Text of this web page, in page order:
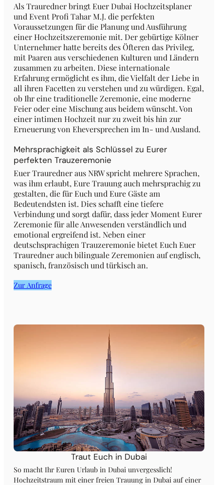
Als Trauredner bringt Euer Dubai Hochzeitsplaner
und Event Profi Tahar M.J. die perfekten
Voraussetzungen für die Planung und Ausführung
einer Hochzeitszeremonie mit. Der gebürtige Kölner
Unternehmer hatte bereits des Öfteren das Privileg,
mit Paaren aus verschiedenen Kulturen und Ländern
zusammen zu arbeiten. Diese internationale
Erfahrung ermöglicht es ihm, die Vielfalt der Liebe in
all ihren Facetten zu verstehen und zu würdigen. Egal,
ob Ihr eine traditionelle Zeremonie, eine moderne
Feier oder eine Mischung aus beidem wünscht. Von
einer intimen Hochzeit nur zu zweit bis hin zur
Erneuerung von Eheversprechen im In- und Ausland.
Mehrsprachigkeit als Schlüssel zu Eurer
perfekten Trauzeremonie
Euer Trauredner aus NRW spricht mehrere Sprachen,
was ihm erlaubt, Eure Trauung auch mehrsprachig zu
gestalten, die für Euch und Eure Gäste am
Bedeutendsten ist. Dies schafft eine tiefere
Verbindung und sorgt dafür, dass jeder Moment Eurer
Zeremonie für alle Anwesenden verständlich und
emotional ergreifend ist. Neben einer
deutschsprachigen Trauzeremonie bietet Euch Euer
Trauredner auch bilinguale Zeremonien auf englisch,
spanisch, französisch und türkisch an.
Zur Anfrage
Traut Euch in Dubai
So macht Ihr Euren Urlaub in Dubai unvergesslich!
Hochzeitstraum mit einer freien Trauung in Dubai auf einer